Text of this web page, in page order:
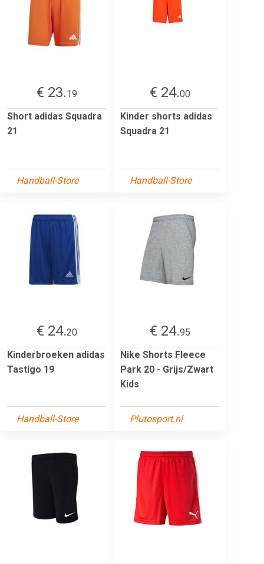
€ 23.19
Short adidas Squadra
21
Handball-Store
€ 24.00
Kinder shorts adidas
Squadra 21
Handball-Store
€ 24.20
Kinderbroeken adidas
Tastigo 19
Handball-Store
€ 24.95
Nike Shorts Fleece
Park 20 - Grijs/Zwart
Kids
Plutosport.nl